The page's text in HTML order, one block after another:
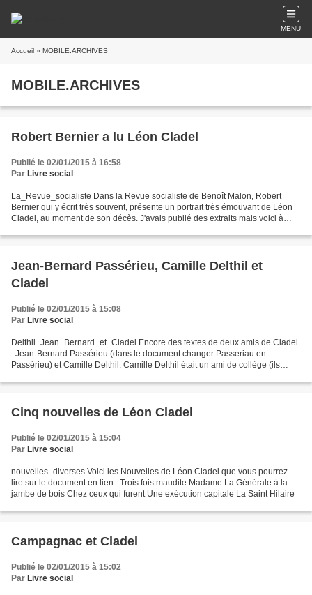
MENU
Accueil » MOBILE.ARCHIVES
MOBILE.ARCHIVES
Robert Bernier a lu Léon Cladel
Publié le 02/01/2015 à 16:58
Par Livre social
La_Revue_socialiste Dans la Revue socialiste de Benoît Malon, Robert
Bernier qui y écrit très souvent, présente un portrait très émouvant de Léon
Cladel, au moment de son décès. J'avais publié des extraits mais voici à
Jean-Bernard Passérieu, Camille Delthil et
Cladel
Publié le 02/01/2015 à 15:08
Par Livre social
Delthil_Jean_Bernard_et_Cladel Encore des textes de deux amis de Cladel
: Jean-Bernard Passérieu (dans le document changer Passeriau en
Passérieu) et Camille Delthil. Camille Delthil était un ami de collège (ils
Cinq nouvelles de Léon Cladel
Publié le 02/01/2015 à 15:04
Par Livre social
nouvelles_diverses Voici les Nouvelles de Léon Cladel que vous pourrez
lire sur le document en lien : Trois fois maudite Madame La Générale à la
jambe de bois Chez ceux qui furent Une exécution capitale La Saint Hilaire
Campagnac et Cladel
Publié le 02/01/2015 à 15:02
Par Livre social